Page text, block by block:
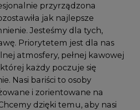
przyrządzona
jak najlepsze
Jesteśmy dla tych,
Priorytetem jest dla nas
atmosfery, pełnej kawowej
której każdy poczuje się
Nasi bariści to osoby
i zorientowane na
dzięki temu, aby nasi